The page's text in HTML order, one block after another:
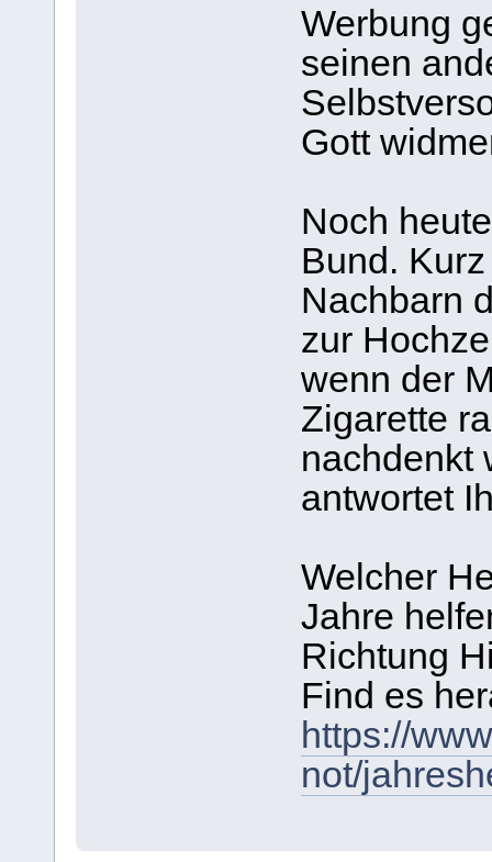
Werbung
seinen
Gott
Noch
Bund.
Nachbarn
zur
wenn der
Zigarette
nachdenkt
antwortet
Welcher
Jahre
Richtung
Find es
https://
not/